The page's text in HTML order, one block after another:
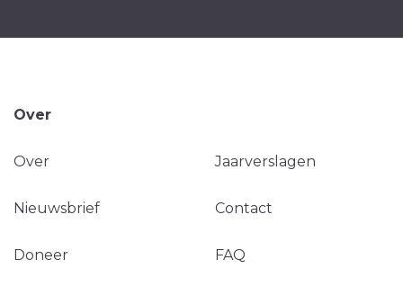
Over
Over Jaarverslagen
Nieuwsbrief Contact
Doneer FAQ